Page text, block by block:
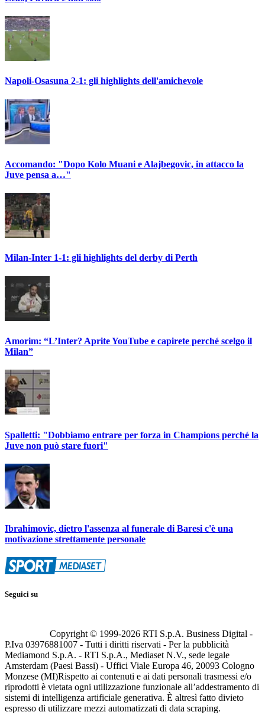
Napoli-Osasuna 2-1: gli highlights dell'amichevole
Accomando: "Dopo Kolo Muani e Alajbegovic, in attacco la
Juve pensa a…"
Milan-Inter 1-1: gli highlights del derby di Perth
Amorim: “L’Inter? Aprite YouTube e capirete perché scelgo il
Milan”
Spalletti: "Dobbiamo entrare per forza in Champions perché la
Juve non può stare fuori"
Ibrahimovic, dietro l'assenza al funerale di Baresi c'è una
motivazione strettamente personale
Seguici su
Copyright © 1999-2026 RTI S.p.A. Business Digital -
P.Iva 03976881007 - Tutti i diritti riservati - Per la pubblicità
Mediamond S.p.A. - RTI S.p.A., Mediaset N.V., sede legale
Amsterdam (Paesi Bassi) - Uffici Viale Europa 46, 20093 Cologno
Monzese (MI)Rispetto ai contenuti e ai dati personali trasmessi e/o
riprodotti è vietata ogni utilizzazione funzionale all’addestramento di
sistemi di intelligenza artificiale generativa. È altresì fatto divieto
espresso di utilizzare mezzi automatizzati di data scraping.